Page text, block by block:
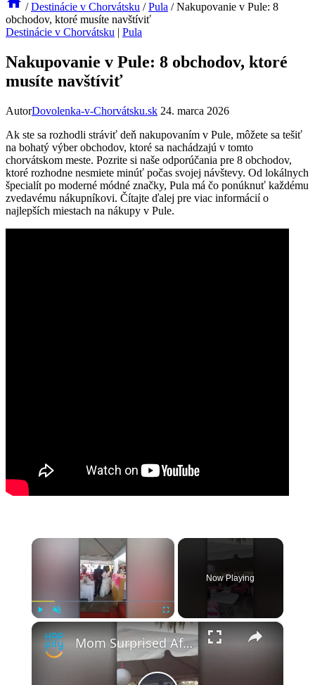
/ Destinácie v Chorvátsku / Pula / Nakupovanie v Pule: 8
obchodov, ktoré musíte navštíviť
Destinácie v Chorvátsku | Pula
Nakupovanie v Pule: 8 obchodov, ktoré
musíte navštíviť
AutorDovolenka-v-Chorvátsku.sk 24. marca 2026
Ak ste sa rozhodli stráviť deň nakupovaním v Pule, môžete sa tešiť
na bohatý výber obchodov, ktoré sa nachádzajú v tomto
chorvátskom meste. Pozrite si naše odporúčania pre 8 obchodov,
ktoré rozhodne nesmiete minúť počas svojej návštevy. Od lokálnych
špecialít po moderné módné značky, Pula má čo ponúknuť každému
zvedavému nákupníkovi. Čítajte ďalej pre viac informácií o
najlepších miestach na nákupy v Pule.
×
Fullscreen
Now Playing
×
Mom Surprised After 3 Years By U.S. Army Son At Wedding | Happily TV